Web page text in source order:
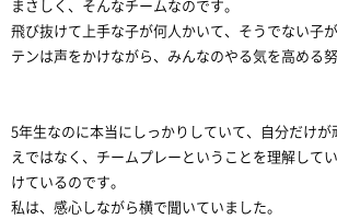
まさしく、そんなチームなのです。
飛び抜けて上手な子が何人かいて、そうでない子
テンは声をかけながら、みんなのやる気を高める
5年生なのに本当にしっかりしていて、自分だけが
えではなく、チームプレーということを理解して
けているのです。
私は、感心しながら横で聞いていました。